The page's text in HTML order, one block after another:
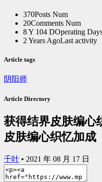
370Posts Num
20Comments Num
8 Y 104 DOperating
2 Years AgoLast activity
Article tags
阴阳师
Article Directory
获得结界皮肤编心
皮肤编心织忆加成
千叶 • 2021 年 08 月 17 日